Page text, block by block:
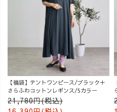
【福袋】テントワンピース/ブラック＋
さらふわコットンレギンス/5カラー
21,780円(税込)